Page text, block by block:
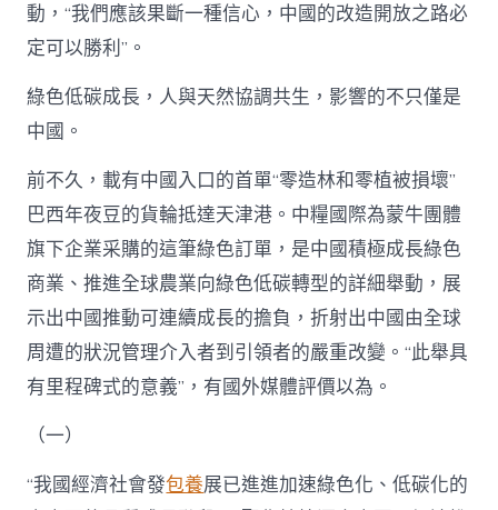
動，“我們應該果斷一種信心，中國的改造開放之路必
定可以勝利”。
綠色低碳成長，人與天然協調共生，影響的不只僅是
中國。
前不久，載有中國入口的首單“零造林和零植被損壞”
巴西年夜豆的貨輪抵達天津港。中糧國際為蒙牛團體
旗下企業采購的這筆綠色訂單，是中國積極成長綠色
商業、推進全球農業向綠色低碳轉型的詳細舉動，展
示出中國推動可連續成長的擔負，折射出中國由全球
周遭的狀況管理介入者到引領者的嚴重改變。“此舉具
有里程碑式的意義”，有國外媒體評價以為。
（一）
“我國經濟社會發包養展已進進加速綠色化、低碳化的